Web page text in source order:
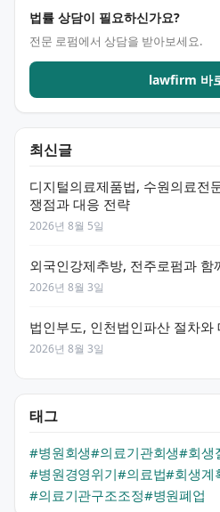
법률 상담이 필요하신가요?
전문 로펌에서 상담을 받아보세요.
lawfirm 바
최신글
디지털의료제품법, 수원의료전
쟁점과 대응 전략
2026년 8월 5일
외국인강제추방, 전주로펌과 함
2026년 8월 3일
법인부도, 인천법인파산 절차와
2026년 8월 3일
태그
#병원회생#의료기관회생#회생
#병원경영위기#의료법#회생계
#의료기관구조조정#병원폐업